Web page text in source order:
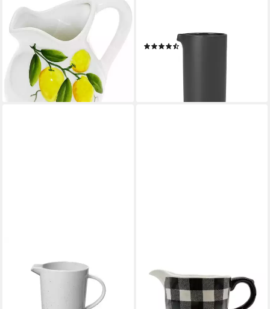
LASHUMA
Wasserkrug Zitrone, (1-tlg.,
ca. 13,5 cm (500 ml), weißes
Milchkännchen aus Keramik
mit Zitronen Relief
28,74 €
lieferbar - in 2-3 Werktagen bei dir
Milch, Wasser, Saft, 500 ml
(2)
Wasserkrug -SABLO-
Designer Krug: Elegantes
Steingut-Design, (1-tlg),
Keramik gemustert, (Stück, 1-
tlg., 1 Krug), Messbecher
Kanne